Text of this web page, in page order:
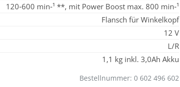
120‑600 min‑¹ **, mit Power Boost max. 800 min‑¹
Flansch für Winkelkopf
12 V
L/R
1,1 kg inkl. 3,0Ah Akku
Bestellnummer: 0 602 496 602